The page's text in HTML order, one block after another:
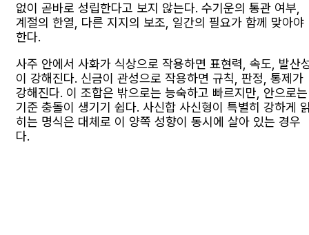
없이 곧바로 성립한다고 보지 않는다. 수기운의 통관 여부,
계절의 한열, 다른 지지의 보조, 일간의 필요가 함께 맞아야
한다.
사주 안에서 사화가 식상으로 작용하면 표현력, 속도, 발산
이 강해진다. 신금이 관성으로 작용하면 규칙, 판정, 통제가
강해진다. 이 조합은 밖으로는 능숙하고 빠르지만, 안으로는
기준 충돌이 생기기 쉽다. 사신합 사신형이 특별히 강하게
히는 명식은 대체로 이 양쪽 성향이 동시에 살아 있는 경우
다.